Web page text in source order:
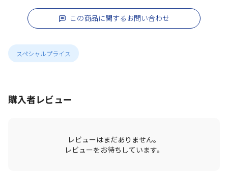
この商品に関するお問い合わせ
スペシャルプライス
購入者レビュー
レビューはまだありません。
レビューをお待ちしています。